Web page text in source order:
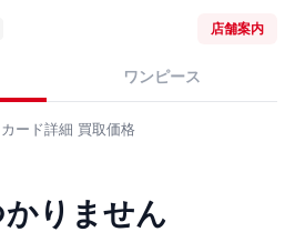
店舗案内
ワンピース
カード詳細 買取価格
りません